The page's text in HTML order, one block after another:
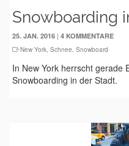
Snowboarding
25. JAN. 2016 | 4 KOMMENTARE
New York, Schnee, Snowboard
In New York herrscht gerade
Snowboarding in der Stadt.